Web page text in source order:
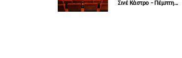
Σινέ Κάστρο – Πέμπτη...